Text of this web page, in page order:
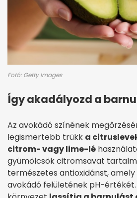
Fotó: Getty Images
Így akadályozd a
Az avokádó színének
legismertebb trükk a
citrom- vagy lime-lé
gyümölcsök citromsavat
természetes antioxidánst,
avokádó felületének pH-értékét.